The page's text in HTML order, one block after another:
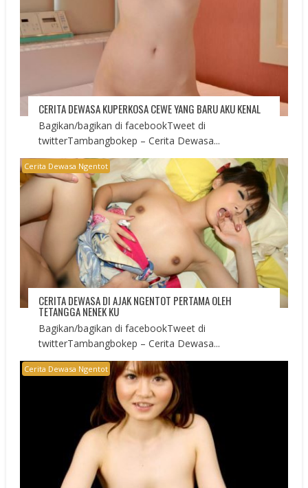
CERITA DEWASA KUPERKOSA CEWE YANG BARU AKU KENAL
Bagikan/bagikan di facebookTweet di
twitterTambangbokep – Cerita Dewasa...
Cerita Dewasa Ngentot
CERITA DEWASA DI AJAK NGENTOT PERTAMA OLEH
TETANGGA NENEK KU
Bagikan/bagikan di facebookTweet di
twitterTambangbokep – Cerita Dewasa...
Cerita Dewasa Ngentot